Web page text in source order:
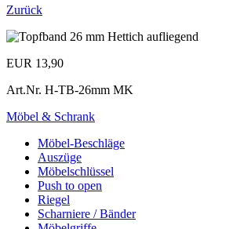
Zurück
EUR 13,90
Art.Nr. H-TB-26mm MK
Möbel & Schrank
Möbel-Beschläge
Auszüge
Möbelschlüssel
Push to open
Riegel
Scharniere / Bänder